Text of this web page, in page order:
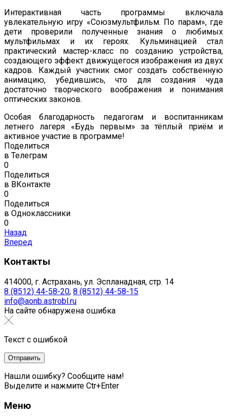
Интерактивная часть программы включала
увлекательную игру «Союзмультфильм. По парам», где
дети проверили полученные знания о любимых
мультфильмах и их героях. Кульминацией стал
практический мастер-класс по созданию устройства,
создающего эффект движущегося изображения из двух
кадров. Каждый участник смог создать собственную
анимацию, убедившись, что для создания чуда
достаточно творческого воображения и понимания
оптических законов.
Особая благодарность педагогам и воспитанникам
летнего лагеря «Будь первым» за тёплый приём и
активное участие в программе!
Поделиться
в Телеграм
0
Поделиться
в ВКонтакте
0
Поделиться
в Одноклассники
0
Назад
Вперед
Контакты
414000, г. Астрахань, ул. Эспланадная, стр. 14
8 (8512) 44-58-20, 8 (8512) 44-58-15
info@aonb.astrobl.ru
На сайте обнаружена ошибка
Текст с ошибкой
Нашли ошибку? Сообщите нам!
Выделите и нажмите Ctr+Enter
Меню